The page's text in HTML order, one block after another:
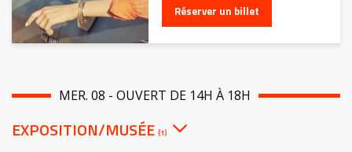
Réserver un billet
MER. 08 - OUVERT DE 14H À 18H
EXPOSITION/MUSÉE (1)